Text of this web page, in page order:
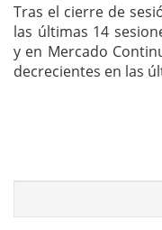
Tras el cierre de
las últimas 14
y en Mercado
decrecientes en las